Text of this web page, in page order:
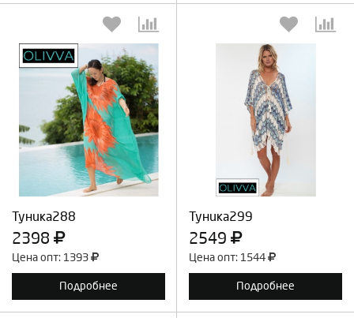
Туника288
2398
Цена опт: 1393
Подробнее
Выберите количество:
Продолжить Отмена
Туника299
2549
Цена опт: 1544
Подробнее
Выберите количество:
Продолжить